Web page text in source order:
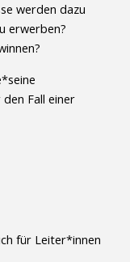
werden dazu
erwerben?
Fall einer
für Leiter*innen